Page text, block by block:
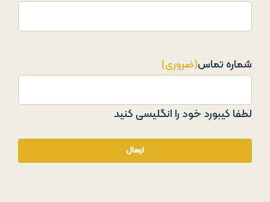
شماره تماس(ضروری)
لطفا کیبورد خود را انگلیسی کنید